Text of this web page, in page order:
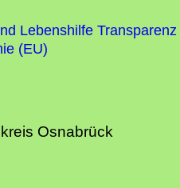
Lebenshilfe
(EU)
Osnabrück